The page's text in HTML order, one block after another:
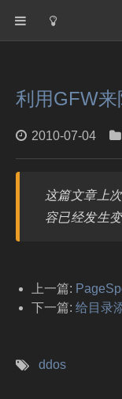
Default
Linux/Unix
Database
Cloud
Networking
关于作者
利用GFW
2010-07-04
这篇文章上
容已经发生
上一篇:
下一篇: 给目录
ddos